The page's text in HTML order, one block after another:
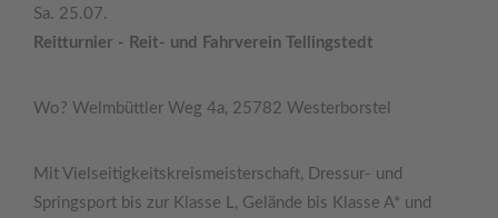
Sa. 25.07.
Reitturnier - Reit- und Fahrverein Tellingstedt
Wo? Welmbüttler Weg 4a, 25782 Westerborstel
Mit Vielseitigkeitskreismeisterschaft, Dressur- und
Springsport bis zur Klasse L, Gelände bis Klasse A* und